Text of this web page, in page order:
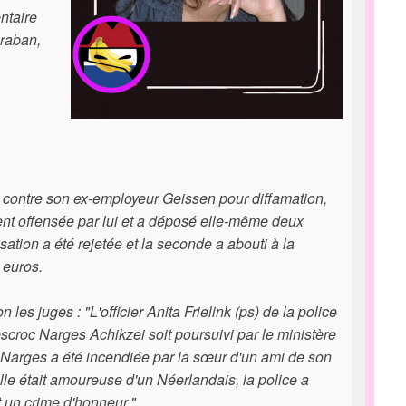
son ex-employeur Geissen pour diffamation,
offensée par lui et a déposé elle-même deux
a été rejetée et la seconde a abouti à la
les juges : "L'officier Anita Frielink (ps) de la police
Narges Achikzei soit poursuivi par le ministère
a été incendiée par la sœur d'un ami de son
était amoureuse d'un Néerlandais, la police a